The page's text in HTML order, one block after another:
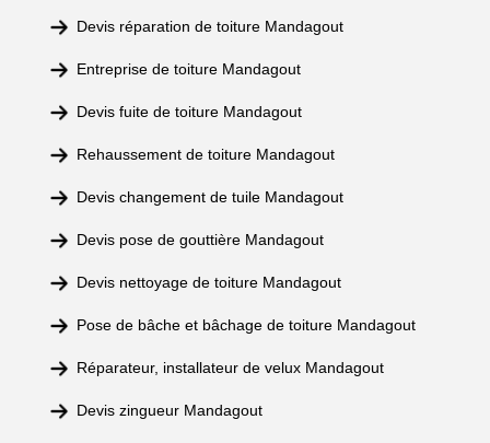
Devis réparation de toiture Mandagout
Entreprise de toiture Mandagout
Devis fuite de toiture Mandagout
Rehaussement de toiture Mandagout
Devis changement de tuile Mandagout
Devis pose de gouttière Mandagout
Devis nettoyage de toiture Mandagout
Pose de bâche et bâchage de toiture Mandagout
Réparateur, installateur de velux Mandagout
Devis zingueur Mandagout